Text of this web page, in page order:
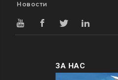
Новости
ЗА НАС